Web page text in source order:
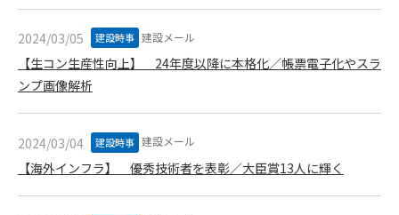
2024/03/05 建設時事 建設メール
【生コン生産性向上】 24年度以降に本格化／帳票電子化やスラ
ンプ画像解析
2024/03/04 建設時事 建設メール
【海外インフラ】 優秀技術者を表彰／大臣賞13人に輝く
第12条（変更の届出）
会員は、住所、電話番号、その他管理者への届出内容に変更が
あった場合には、速やかに所定の方法で変更の届出をするもの
第13条（退会／広告掲載解除）
1. サポーター会員が本サービスへの広告掲載を解約する場合